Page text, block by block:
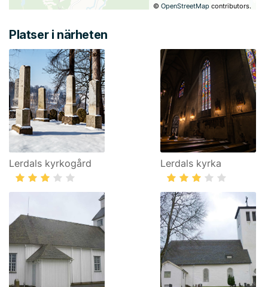
©OpenStreetMap contributors.
Platser i närheten
Lerdals kyrkogård Lerdals kyrka